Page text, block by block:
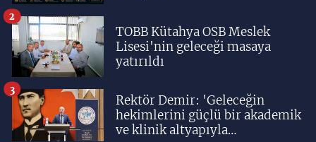
TOBB Kütahya OSB Meslek
Lisesi'nin geleceği masaya
yatırıldı
2
Rektör Demir: 'Geleceğin
hekimlerini güçlü bir akademik
ve klinik altyapıyla
3